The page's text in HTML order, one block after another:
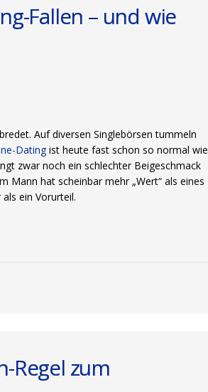
Fallen – und wie
Auf diversen Singlebörsen tummeln
Dating ist heute fast schon so normal wie
zwar noch ein schlechter Beigeschmack
Mann hat scheinbar mehr „Wert“ als eines
ein Vorurteil.
Regel zum